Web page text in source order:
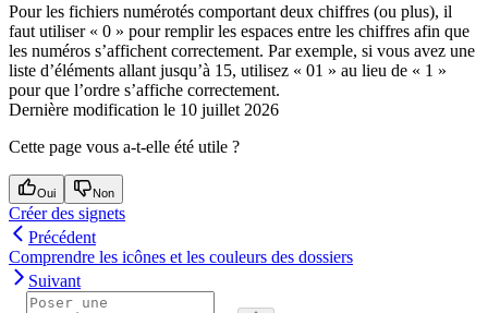
Pour les fichiers numérotés comportant deux chiffres (ou plus), il
faut utiliser « 0 » pour remplir les espaces entre les chiffres afin que
les numéros s’affichent correctement. Par exemple, si vous avez une
liste d’éléments allant jusqu’à 15, utilisez « 01 » au lieu de « 1 »
pour que l’ordre s’affiche correctement.
Dernière modification le 10 juillet 2026
Cette page vous a-t-elle été utile ?
Oui Non
Créer des signets
Précédent
Comprendre les icônes et les couleurs des dossiers
Suivant